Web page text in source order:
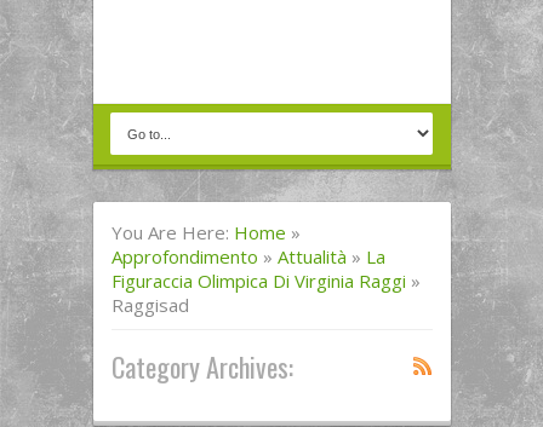
You Are Here: Home »
Approfondimento » Attualità » La
Figuraccia Olimpica Di Virginia Raggi »
Raggisad
Category Archives: